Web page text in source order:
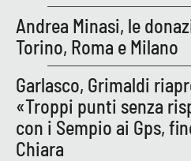
LA
CALABRIAVISIONE
Destinazioni
Eventi
Food
Andrea Minasi, le
Torino, Roma e Milano
Garlasco, Grimaldi
«Troppi punti senza
con i Sempio ai Gps,
Chiara